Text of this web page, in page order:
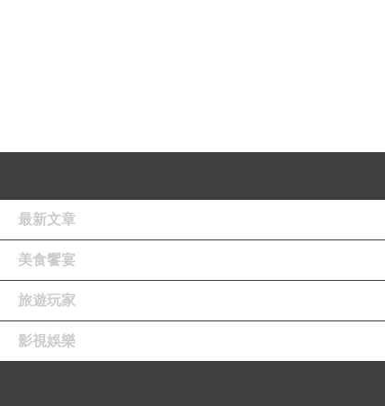
最新文章
美食饗宴
旅遊玩家
影視娛樂